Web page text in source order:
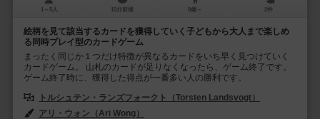
1～5人 15分前後 8歳～ 2件
絵柄を見て該当するカードを獲得していく子どもから大人まで楽しめ
る同時プレイ型のカードゲーム
まったく同じか１つだけ特徴が異なるカードをいち早く見つけていく
カードゲーム。 山札のカードが足りなくなったら、ゲーム終了です。
ゲーム終了時に、獲得した得点が一番多い人の勝利です。
トルシュテン・ランズフォークト（Torsten Landsvogt）
アリ・ウォン（Ari Wong）